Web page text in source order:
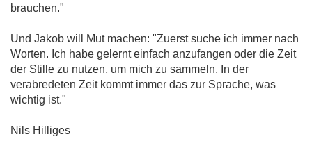
brauchen."
Und Jakob will Mut machen: "Zuerst suche ich immer nach
Worten. Ich habe gelernt einfach anzufangen oder die Zeit
der Stille zu nutzen, um mich zu sammeln. In der
verabredeten Zeit kommt immer das zur Sprache, was
wichtig ist."
Nils Hilliges